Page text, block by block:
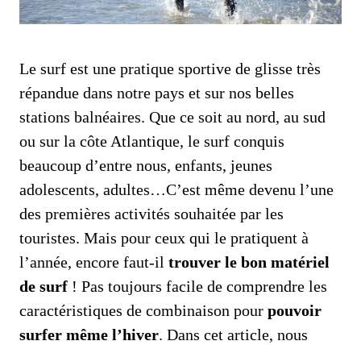
Le surf est une pratique sportive de glisse très
répandue dans notre pays et sur nos belles
stations balnéaires. Que ce soit au nord, au sud
ou sur la côte Atlantique, le surf conquis
beaucoup d’entre nous, enfants, jeunes
adolescents, adultes…C’est même devenu l’une
des premières activités souhaitée par les
touristes. Mais pour ceux qui le pratiquent à
l’année, encore faut-il trouver le bon matériel
de surf ! Pas toujours facile de comprendre les
caractéristiques de combinaison pour pouvoir
surfer même l’hiver. Dans cet article, nous